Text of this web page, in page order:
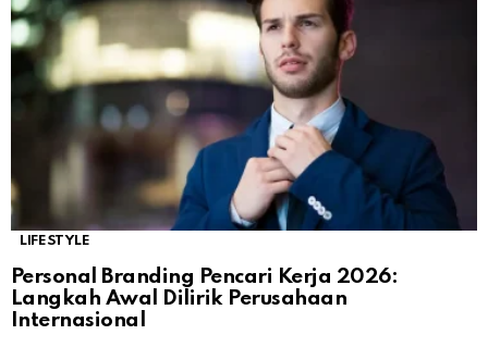
LIFESTYLE
Personal Branding Pencari Kerja 2026:
Langkah Awal Dilirik Perusahaan
Internasional